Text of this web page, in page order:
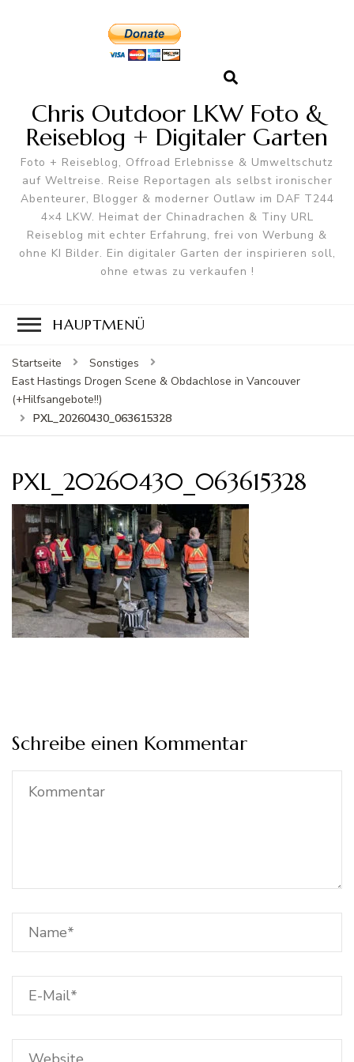
Chris Outdoor LKW Foto &
Reiseblog + Digitaler Garten
Foto + Reiseblog, Offroad Erlebnisse & Umweltschutz
auf Weltreise. Reise Reportagen als selbst ironischer
Abenteurer, Blogger & moderner Outlaw im DAF T244
4×4 LKW. Heimat der Chinadrachen & Tiny URL
Reiseblog mit echter Erfahrung, frei von Werbung &
ohne KI Bilder. Ein digitaler Garten der inspirieren soll,
ohne etwas zu verkaufen !
HAUPTMENÜ
Startseite
Sonstiges
East Hastings Drogen Scene & Obdachlose in Vancouver
(+Hilfsangebote!!)
PXL_20260430_063615328
PXL_20260430_063615328
Schreibe einen Kommentar